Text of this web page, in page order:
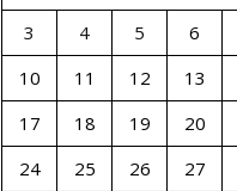
3
4 5 6
10
11 12 13
17
18 19 20
24
25 26 27